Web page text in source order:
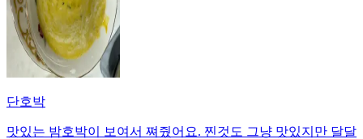
단호박
맛있는 밤호박이 보여서 쪄줬어요. 찐것도 그냥 맛있지만 달달